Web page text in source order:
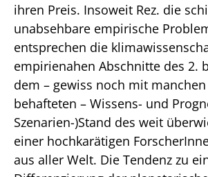
ihren Preis. Insoweit Rez. die
unabsehbare empirische
entsprechen die
empirienahen Abschnitte des 2.
dem – gewiss noch mit manchen
behafteten – Wissens- und
Szenarien-)Stand des weit
einer hochkarätigen
aus aller Welt. Die Tendenz zu